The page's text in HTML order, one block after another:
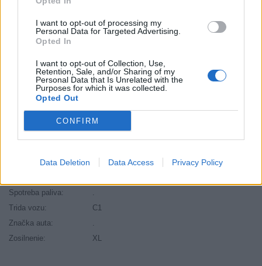
I want to opt-out of processing my
Personal Data for Targeted Advertising.
Opted In
I want to opt-out of Collection, Use,
Retention, Sale, and/or Sharing of my
Personal Data that Is Unrelated with the
Purposes for which it was collected.
Opted Out
CONFIRM
Data Deletion Data Access Privacy Policy
EU smernica:
2020/740
Hlučnosť:
V
Index kg:
99 (775kg)
Konštrukcia:
103.36
Priľnavosť na mokru:
.
Spotreba paliva:
Trida vozu:
C1
Značka auta:
Zosilnenie:
XL